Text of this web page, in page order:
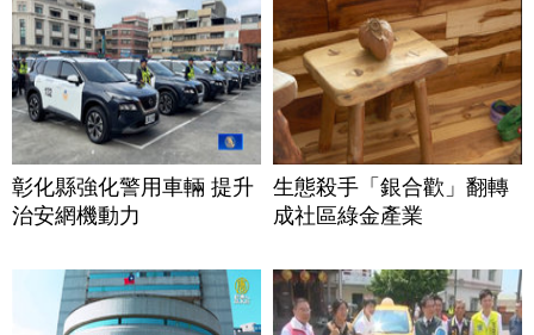
彰化縣強化警用車輛 提升
治安網機動力
生態殺手「銀合歡」翻轉
成社區綠金產業